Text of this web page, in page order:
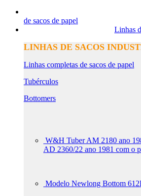
de sacos de papel
Linhas
LINHAS DE SACOS
Linhas completas de sacos de papel
Tubérculos
Bottomers
W&H Tuber AM 2180 ano
AD 2360/22 ano 1981 com o
Modelo Newlong Bottom